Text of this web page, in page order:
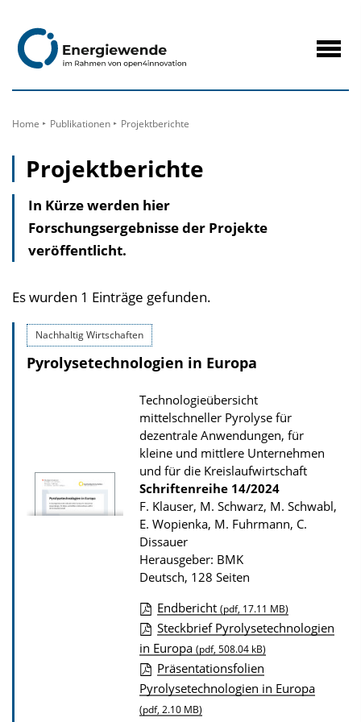
Home Publikationen Projektberichte
Projektberichte
In Kürze werden hier
Forschungsergebnisse der Projekte
veröffentlicht.
Es wurden 1 Einträge gefunden.
Nachhaltig Wirtschaften
Pyrolysetechnologien in Europa
Technologieübersicht
mittelschneller Pyrolyse für
dezentrale Anwendungen, für
kleine und mittlere Unternehmen
und für die Kreislaufwirtschaft
Schriftenreihe 14/2024
F. Klauser, M. Schwarz, M. Schwabl,
E. Wopienka, M. Fuhrmann, C.
Dissauer
Herausgeber: BMK
Deutsch, 128 Seiten
D
o
w
n
l
Endbericht (pdf, 17.11 MB)
Steckbrief Pyrolysetechnologien
in Europa (pdf, 508.04 kB)
Präsentationsfolien
Pyrolysetechnologien in Europa
(pdf, 2.10 MB)